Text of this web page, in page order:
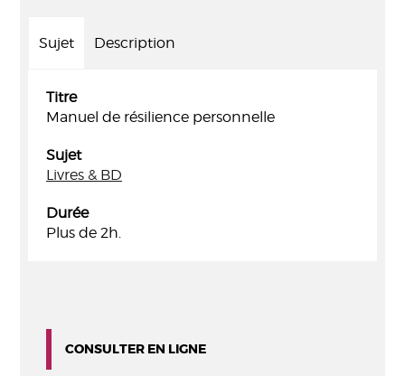
Sujet Description
Titre
Manuel de résilience personnelle
Sujet
Livres & BD
Durée
Plus de 2h.
CONSULTER EN LIGNE